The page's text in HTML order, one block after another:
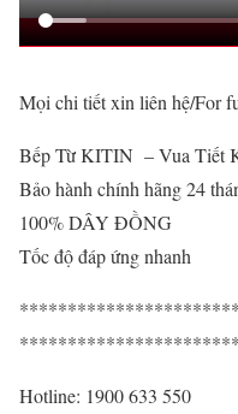
Mọi chi tiết xin liên hệ/For
Bếp Từ KITIN – Vua Tiết
Bảo hành chính hãng 24
100% DÂY ĐỒNG
Tốc độ đáp ứng nhanh
Hotline: 1900 633 550